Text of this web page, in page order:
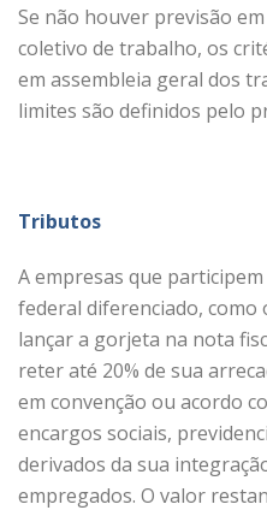
Se não houver previsão
coletivo de trabalho, os
em assembleia geral dos
limites são definidos pelo
Tributos
A empresas que
federal diferenciado, como
lançar a gorjeta na nota
reter até 20% de sua
em convenção ou acordo
encargos sociais,
derivados da sua
empregados. O valor